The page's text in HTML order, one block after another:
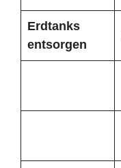
Erdtanks
entsorgen